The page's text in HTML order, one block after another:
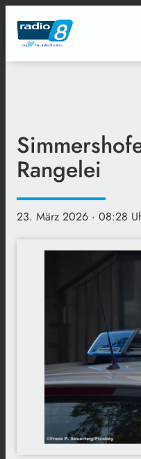
Rangelei
23. März 2026 · 08:28